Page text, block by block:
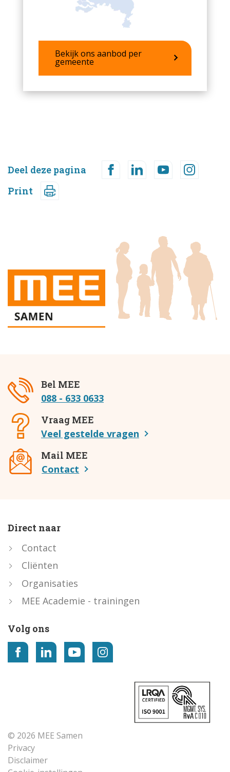
Bekijk ons aanbod per
gemeente
Deel deze pagina
Print
Bel MEE
088 - 633 0633
Vraag MEE
Veel gestelde vragen
Mail MEE
Contact
Direct naar
Contact
Cliënten
Organisaties
MEE Academie - trainingen
Volg ons
© 2026 MEE Samen
Privacy
Disclaimer